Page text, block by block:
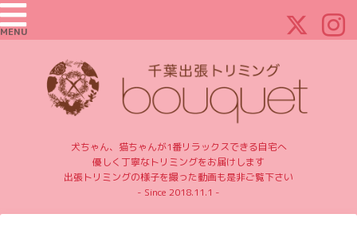
MENU
犬ちゃん、猫ちゃんが1番リラックスできる自宅へ
優しく丁寧なトリミングをお届けします
出張トリミングの様子を撮った動画も是非ご覧下さい
- Since 2018.11.1 -